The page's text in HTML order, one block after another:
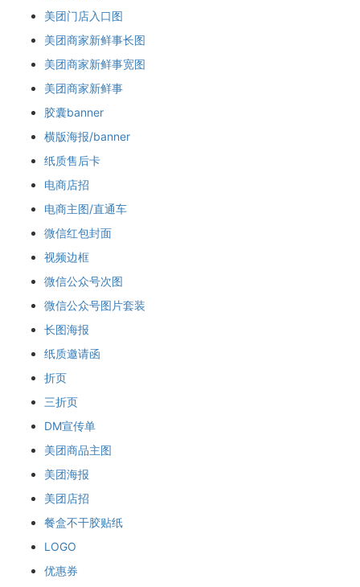
美团门店入口图
美团商家新鲜事长图
美团商家新鲜事宽图
美团商家新鲜事
胶囊banner
横版海报/banner
纸质售后卡
电商店招
电商主图/直通车
微信红包封面
视频边框
微信公众号次图
微信公众号图片套装
长图海报
纸质邀请函
折页
三折页
DM宣传单
美团商品主图
美团海报
美团店招
餐盒不干胶贴纸
LOGO
优惠券